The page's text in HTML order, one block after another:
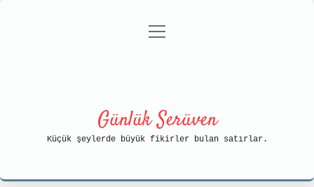
Gizlilik Politikası
menüyü
Günlük Serüven
Küçük şeylerde büyük fikirler bulan satırlar.